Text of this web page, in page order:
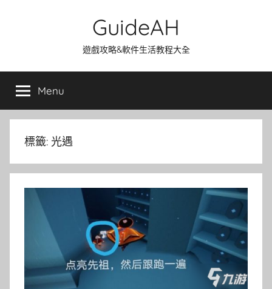
GuideAH
遊戲攻略&軟件生活教程大全
Menu
標籤: 光遇